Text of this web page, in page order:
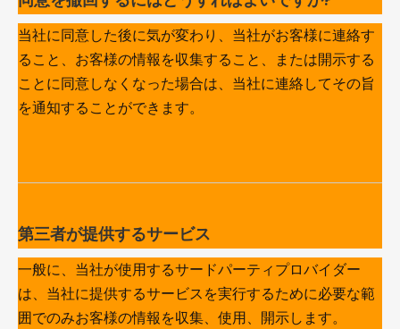
当社に同意した後に気が変わり、当社がお客様に連絡す
ること、お客様の情報を収集すること、または開示する
ことに同意しなくなった場合は、当社に連絡してその旨
を通知することができます。
第三者が提供するサービス
一般に、当社が使用するサードパーティプロバイダー
は、当社に提供するサービスを実行するために必要な範
囲でのみお客様の情報を収集、使用、開示します。